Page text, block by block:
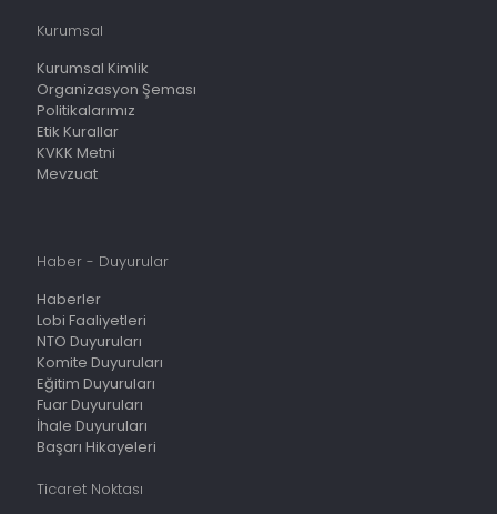
Kurumsal
Kurumsal Kimlik
Organizasyon Şeması
Politikalarımız
Etik Kurallar
KVKK Metni
Mevzuat
Haber - Duyurular
Haberler
Lobi Faaliyetleri
NTO Duyuruları
Komite Duyuruları
Eğitim Duyuruları
Fuar Duyuruları
İhale Duyuruları
Başarı Hikayeleri
Ticaret Noktası